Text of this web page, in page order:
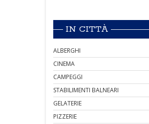
IN CITTÀ
ALBERGHI
CINEMA
CAMPEGGI
STABILIMENTI BALNEARI
GELATERIE
PIZZERIE